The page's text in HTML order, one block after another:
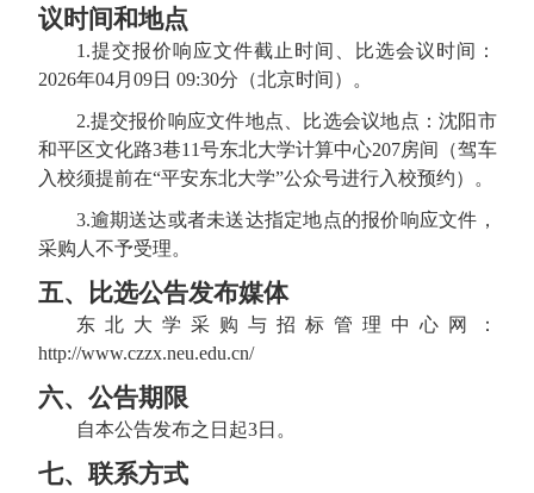
议时间和地点
1.提交报价响应文件截止时间、比选会议时间：
2026年04月09日 09:30分（北京时间）。
2.提交报价响应文件地点、比选会议地点：沈阳市
和平区文化路3巷11号东北大学计算中心207房间（驾车
入校须提前在“平安东北大学”公众号进行入校预约）。
3.逾期送达或者未送达指定地点的报价响应文件，
采购人不予受理。
五、比选公告发布媒体
东北大学采购与招标管理中心网：
http://www.czzx.neu.edu.cn/
六、公告期限
自本公告发布之日起3日。
七、 联系方式